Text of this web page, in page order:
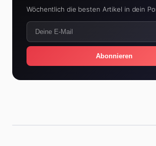
Wöchentlich die besten Artikel in dein
Abonnieren